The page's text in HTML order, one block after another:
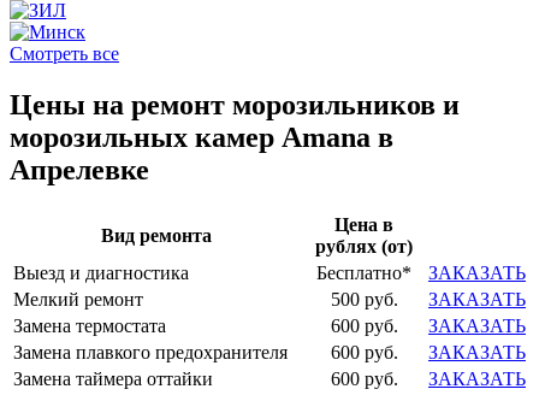
Смотреть все
Цены на ремонт морозильников и
морозильных камер Amana в
Апрелевке
Вид ремонта
Цена в
рублях (от)
Выезд и диагностика
Бесплатно*
ЗАКАЗАТЬ
Мелкий ремонт
500 руб.
ЗАКАЗАТЬ
Замена термостата
600 руб.
ЗАКАЗАТЬ
Замена плавкого предохранителя
600 руб.
ЗАКАЗАТЬ
Замена таймера оттайки
600 руб. ЗАКАЗАТЬ